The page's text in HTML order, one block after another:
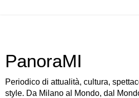
PanoraMI
Periodico di attualità, cultura,
style. Da Milano al Mondo, dal